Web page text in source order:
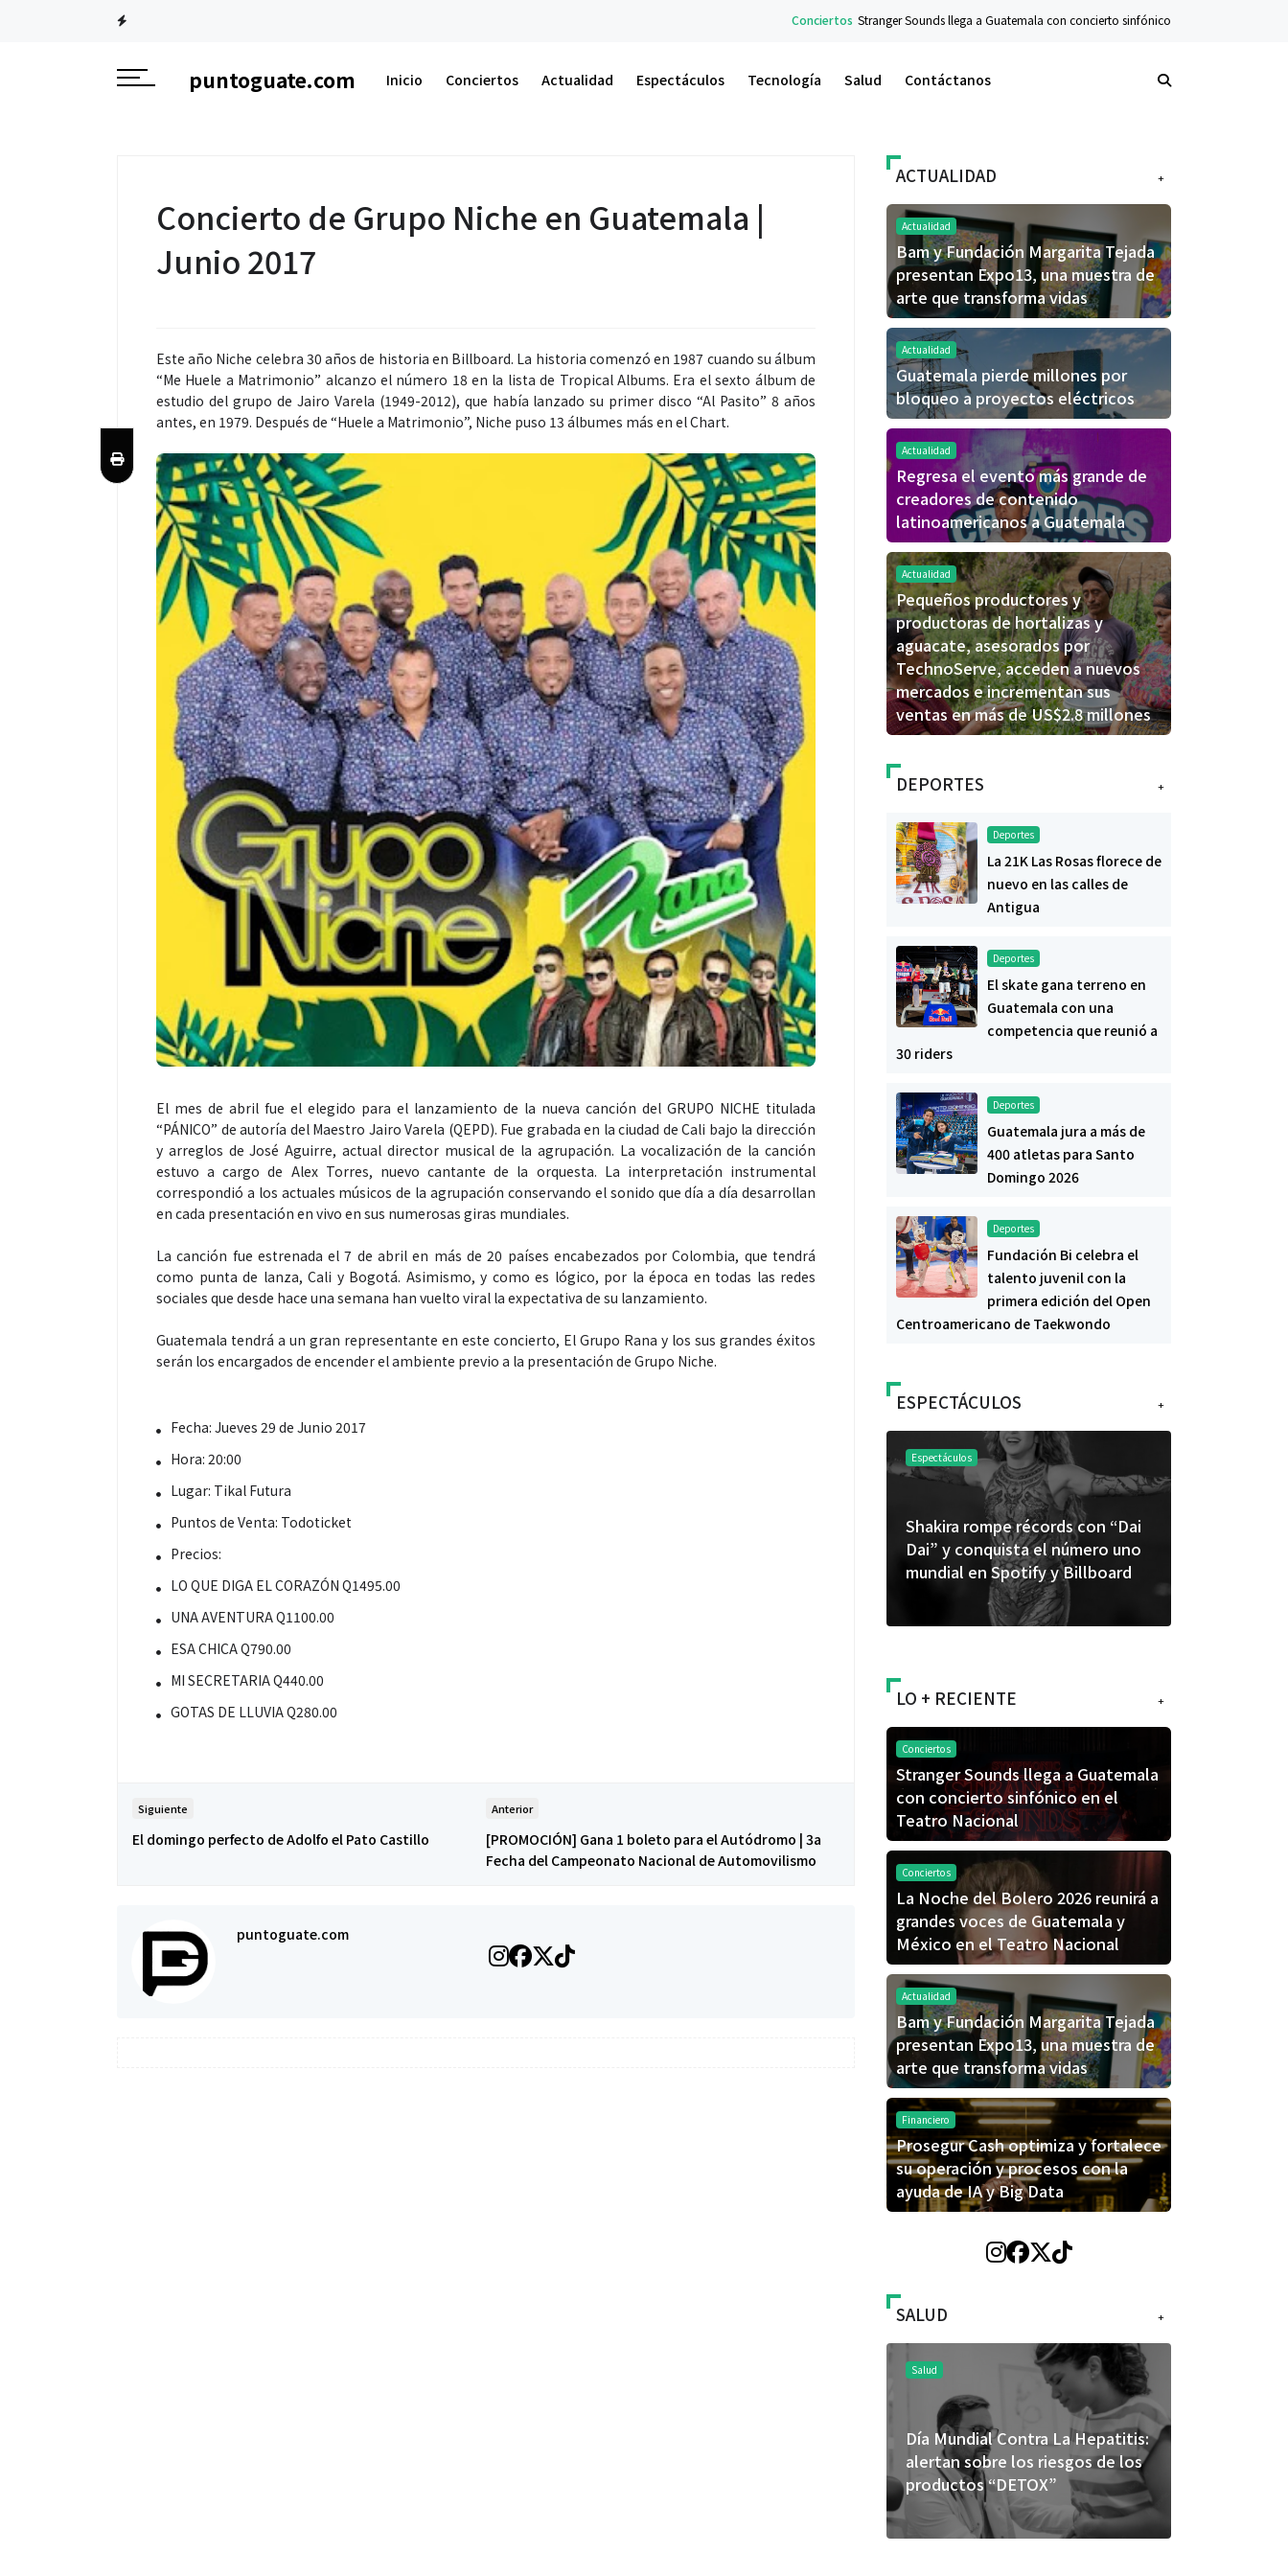
Stranger Sounds llega a Guatemala con concierto sinfónico en el Teatro Nacional
puntoguate.com Inicio Conciertos Actualidad Espectáculos Tecnología Salud Contáctanos
Concierto de Grupo Niche en Guatemala |
Junio 2017
Este año Niche celebra 30 años de historia en Billboard. La historia comenzó en 1987 cuando su álbum
“Me Huele a Matrimonio” alcanzo el número 18 en la lista de Tropical Albums. Era el sexto álbum de
estudio del grupo de Jairo Varela (1949-2012), que había lanzado su primer disco “Al Pasito” 8 años
antes, en 1979. Después de “Huele a Matrimonio”, Niche puso 13 álbumes más en el Chart.
El mes de abril fue el elegido para el lanzamiento de la nueva canción del GRUPO NICHE titulada
“PÁNICO” de autoría del Maestro Jairo Varela (QEPD). Fue grabada en la ciudad de Cali bajo la dirección
y arreglos de José Aguirre, actual director musical de la agrupación. La vocalización de la canción
estuvo a cargo de Alex Torres, nuevo cantante de la orquesta. La interpretación instrumental
correspondió a los actuales músicos de la agrupación conservando el sonido que día a día desarrollan
en cada presentación en vivo en sus numerosas giras mundiales.
La canción fue estrenada el 7 de abril en más de 20 países encabezados por Colombia, que tendrá
como punta de lanza, Cali y Bogotá. Asimismo, y como es lógico, por la época en todas las redes
sociales que desde hace una semana han vuelto viral la expectativa de su lanzamiento.
Guatemala tendrá a un gran representante en este concierto, El Grupo Rana y los sus grandes éxitos
serán los encargados de encender el ambiente previo a la presentación de Grupo Niche.
Fecha: Jueves 29 de Junio 2017
Hora: 20:00
Lugar: Tikal Futura
Puntos de Venta: Todoticket
Precios:
LO QUE DIGA EL CORAZÓN Q1495.00
UNA AVENTURA Q1100.00
ESA CHICA Q790.00
MI SECRETARIA Q440.00
GOTAS DE LLUVIA Q280.00
Siguiente
El domingo perfecto de Adolfo el Pato Castillo
Anterior
[PROMOCIÓN] Gana 1 boleto para el Autódromo | 3a
Fecha del Campeonato Nacional de Automovilismo
puntoguate.com
+
ACTUALIDAD
Actualidad
Bam y Fundación Margarita Tejada
presentan Expo13, una muestra de
arte que transforma vidas
Actualidad
Guatemala pierde millones por
bloqueo a proyectos eléctricos
Actualidad
Regresa el evento más grande de
creadores de contenido
latinoamericanos a Guatemala
Actualidad
Pequeños productores y
productoras de hortalizas y
aguacate, asesorados por
TechnoServe, acceden a nuevos
mercados e incrementan sus
ventas en más de US$2.8 millones
+
DEPORTES
Deportes
La 21K Las Rosas florece de
nuevo en las calles de
Antigua
Deportes
El skate gana terreno en
Guatemala con una
competencia que reunió a
30 riders
Deportes
Guatemala jura a más de
400 atletas para Santo
Domingo 2026
Deportes
Fundación Bi celebra el
talento juvenil con la
primera edición del Open
Centroamericano de Taekwondo
+
ESPECTÁCULOS
Espectáculos
Shakira rompe récords con “Dai
Dai” y conquista el número uno
mundial en Spotify y Billboard
“Donde quiera que estés” el
“FRAGMENTOS” su próximo
álbum de estudio
+
LO + RECIENTE
Conciertos
Stranger Sounds llega a Guatemala
con concierto sinfónico en el
Teatro Nacional
Conciertos
La Noche del Bolero 2026 reunirá a
grandes voces de Guatemala y
México en el Teatro Nacional
Actualidad
Bam y Fundación Margarita Tejada
presentan Expo13, una muestra de
arte que transforma vidas
Financiero
Prosegur Cash optimiza y fortalece
su operación y procesos con la
ayuda de IA y Big Data
+
SALUD
Salud
Día Mundial Contra La Hepatitis:
alertan sobre los riesgos de los
productos “DETOX”